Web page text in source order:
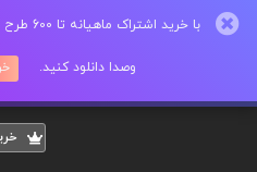
با
وصدا دانلود کنید.